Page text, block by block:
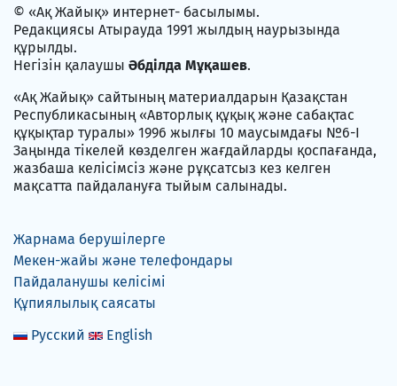
© «Ақ Жайық» интернет- басылымы.
Редакциясы Атырауда 1991 жылдың наурызында
құрылды.
Негізін қалаушы Әбділда Мұқашев.
«Ақ Жайық» сайтының материалдарын Қазақстан
Республикасының «Авторлық құқық және сабақтас
құқықтар туралы» 1996 жылғы 10 маусымдағы №6-I
Заңында тікелей көзделген жағдайларды қоспағанда,
жазбаша келісімсіз және рұқсатсыз кез келген
мақсатта пайдалануға тыйым салынады.
Жарнама берушілерге
Мекен-жайы және телефондары
Пайдаланушы келісімі
Құпиялылық саясаты
Русский
English